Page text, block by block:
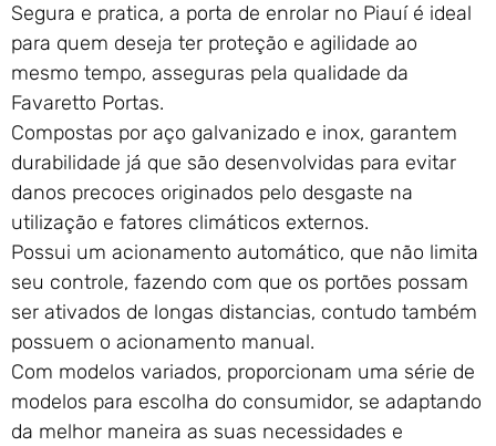
Portão de Garagem de
Enrolar em Petrópolis – RJ
Portão de Garagem de
Enrolar em Paraty – RJ
Portão de Garagem de
Enrolar em Nova Iguaçu – RJ
Portão de Garagem de
Enrolar em Nova Friburgo –
RJ
Segura e pratica, a porta de enrolar no Piauí é ideal
para quem deseja ter proteção e agilidade ao
mesmo tempo, asseguras pela qualidade da
Favaretto Portas.
Compostas por aço galvanizado e inox, garantem
durabilidade já que são desenvolvidas para evitar
danos precoces originados pelo desgaste na
utilização e fatores climáticos externos.
Possui um acionamento automático, que não limita
seu controle, fazendo com que os portões possam
ser ativados de longas distancias, contudo também
possuem o acionamento manual.
Com modelos variados, proporcionam uma série de
modelos para escolha do consumidor, se adaptando
da melhor maneira as suas necessidades e